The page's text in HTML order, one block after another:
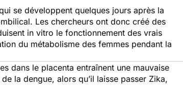
se développent quelques jours après la
Les chercheurs ont donc créé des
in vitro le fonctionnement des vrais
du métabolisme des femmes pendant la
dans le placenta entraînent une mauvaise
la dengue, alors qu’il laisse passer Zika,